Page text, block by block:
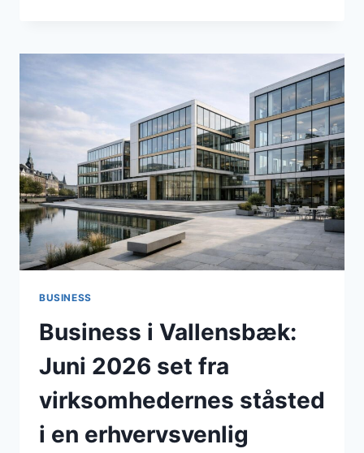
ERHVERVSVENLIGHED
OG
I
SOMMEREN
2026
BUSINESS
Business i Vallensbæk:
Juni 2026 set fra
virksomhedernes ståsted
i en erhvervsvenlig